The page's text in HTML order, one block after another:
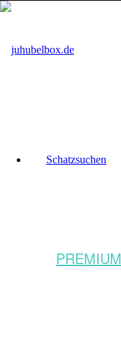
Schatzsuchen